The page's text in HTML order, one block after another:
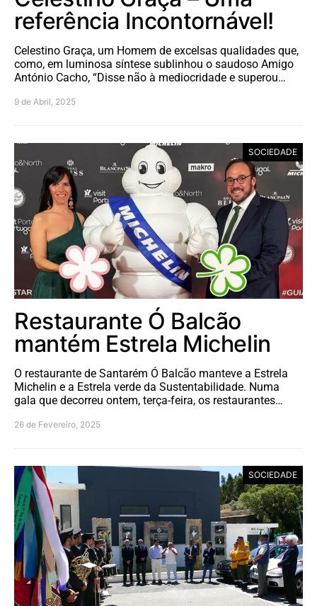
referência Incontornável!
Celestino Graça, um Homem de excelsas qualidades que,
como, em luminosa síntese sublinhou o saudoso Amigo
António Cacho, “Disse não à mediocridade e superou…
9 de Abril, 2025
SOCIEDADE
Restaurante Ó Balcão
mantém Estrela Michelin
O restaurante de Santarém Ó Balcão manteve a Estrela
Michelin e a Estrela verde da Sustentabilidade. Numa
gala que decorreu ontem, terça-feira, os restaurantes…
26 de Fevereiro, 2025
SOCIEDADE